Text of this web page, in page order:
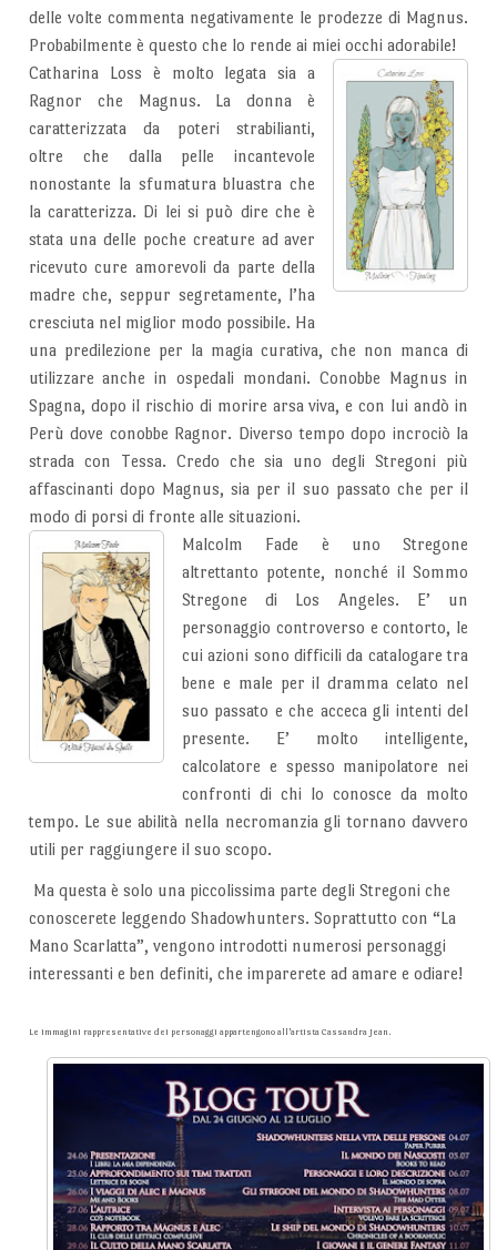
delle volte commenta negativamente le prodezze di Magnus.
Probabilmente è questo che lo rende ai miei occhi adorabile!
Catharina Loss è molto legata sia a
Ragnor che Magnus. La donna è
caratterizzata da poteri strabilianti,
oltre che dalla pelle incantevole
nonostante la sfumatura bluastra che
la caratterizza. Di lei si può dire che è
stata una delle poche creature ad aver
ricevuto cure amorevoli da parte della
madre che, seppur segretamente, l’ha
cresciuta nel miglior modo possibile. Ha
una predilezione per la magia curativa, che non manca di
utilizzare anche in ospedali mondani. Conobbe Magnus in
Spagna, dopo il rischio di morire arsa viva, e con lui andò in
Perù dove conobbe Ragnor. Diverso tempo dopo incrociò la
strada con Tessa. Credo che sia uno degli Stregoni più
affascinanti dopo Magnus, sia per il suo passato che per il
modo di porsi di fronte alle situazioni.
Malcolm Fade è uno Stregone
altrettanto potente, nonché il Sommo
Stregone di Los Angeles. E’ un
personaggio controverso e contorto, le
cui azioni sono difficili da catalogare tra
bene e male per il dramma celato nel
suo passato e che acceca gli intenti del
presente. E’ molto intelligente,
calcolatore e spesso manipolatore nei
confronti di chi lo conosce da molto
tempo. Le sue abilità nella necromanzia gli tornano davvero
utili per raggiungere il suo scopo.
Ma questa è solo una piccolissima parte degli Stregoni che
conoscerete leggendo Shadowhunters. Soprattutto con “La
Mano Scarlatta”, vengono introdotti numerosi personaggi
interessanti e ben definiti, che imparerete ad amare e odiare!
Le immagini rappresentative dei personaggi appartengono all’artista Cassandra Jean.